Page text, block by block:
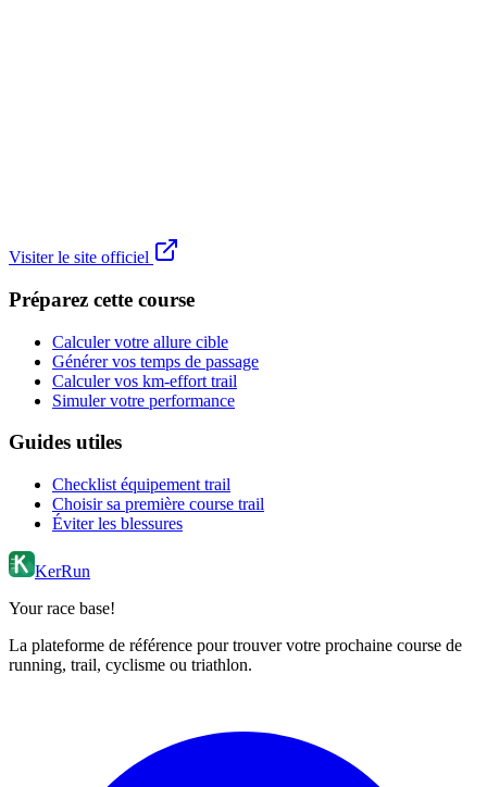
Visiter le site officiel
Préparez cette course
Calculer votre allure cible
Générer vos temps de passage
Calculer vos km-effort trail
Simuler votre performance
Guides utiles
Checklist équipement trail
Choisir sa première course trail
Éviter les blessures
KerRun
Your race base!
La plateforme de référence pour trouver votre prochaine course de
running, trail, cyclisme ou triathlon.